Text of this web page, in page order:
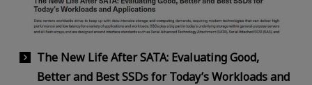
The New Life After SATA: Evaluating Good,
Better and Best SSDs for Today’s Workloads and